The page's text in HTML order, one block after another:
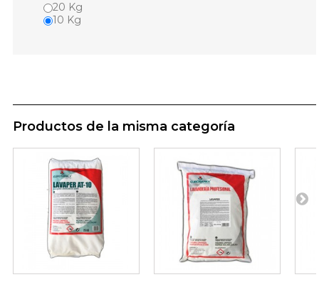
20 Kg
10 Kg
Productos de la misma categoría